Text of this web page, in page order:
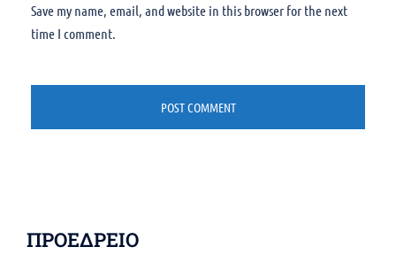
Save my name, email, and website in this browser for the next
time I comment.
ΠΡΟΕΔΡΕΙΟ